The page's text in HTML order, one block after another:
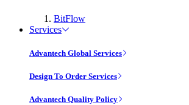
BitFlow
Services
Advantech Global Services
Design To Order Services
Advantech Quality Policy